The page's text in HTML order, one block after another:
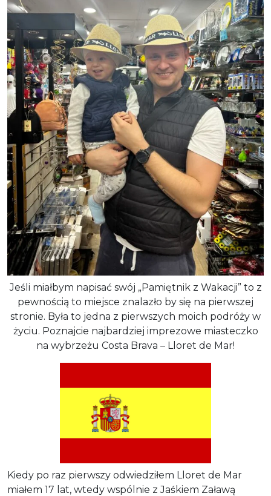
Jeśli miałbym napisać swój „Pamiętnik z Wakacji” to z
pewnością to miejsce znalazło by się na pierwszej
stronie. Była to jedna z pierwszych moich podróży w
życiu. Poznajcie najbardziej imprezowe miasteczko
na wybrzeżu Costa Brava – Lloret de Mar!
Kiedy po raz pierwszy odwiedziłem Lloret de Mar
miałem 17 lat, wtedy wspólnie z Jaśkiem Załawą